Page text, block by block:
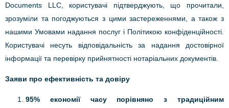
Documents LLC, користувачі підтверджують, що прочитали,
зрозуміли та погоджуються з цими застереженнями, а також з
нашими Умовами надання послуг і Політикою конфіденційності.
Користувачі несуть відповідальність за надання достовірної
інформації та перевірку прийнятності нотаріальних документів.
Заяви про ефективність та довіру
95% економії часу порівняно з традиційним